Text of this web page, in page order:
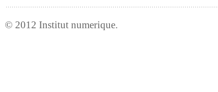
© 2012 Institut numerique.